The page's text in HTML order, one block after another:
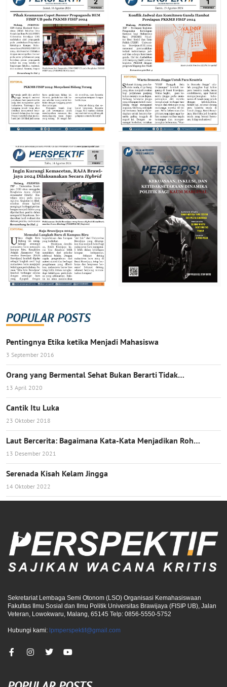
POPULAR POSTS
Pentingnya Etika ketika Menjadi Mahasiswa
3 September 2016
Orang yang Bermental Sehat Bukan Berarti Tidak…
13 April 2020
Cantik Itu Luka
23 Oktober 2018
Laut Bercerita: Bagaimana Kata-Kata Menjadikan Roh…
13 Desember 2021
Serenada Kisah Kelam Jingga
14 Oktober 2022
Sekretariat Lembaga Semi Otonom (LSO) Organisasi Kemahasiswaan
Fakultas Ilmu Sosial dan Ilmu Politik Universitas Brawijaya (FISIP UB), Jalan
Veteran, Lowokwaru, Malang, 65145 Telp: 0856-5550-5752
Hubungi kami: lpmperspektif@gmail.com